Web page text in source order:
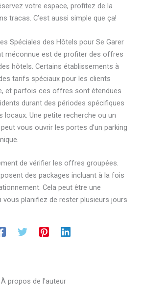
votre espace, profitez de la
tracas. C’est aussi simple que ça!
Spéciales des Hôtels pour Se Garer
méconnue est de profiter des offres
hôtels. Certains établissements à
tarifs spéciaux pour les clients
et parfois ces offres sont étendues
durant des périodes spécifiques
locaux. Une petite recherche ou un
vous ouvrir les portes d’un parking
de vérifier les offres groupées.
des packages incluant à la fois
Cela peut être une
vous planifiez de rester plusieurs jours
À propos de l'auteur